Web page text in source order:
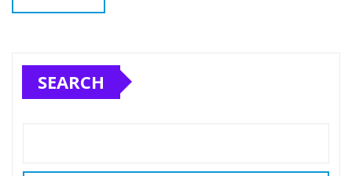
SEARCH